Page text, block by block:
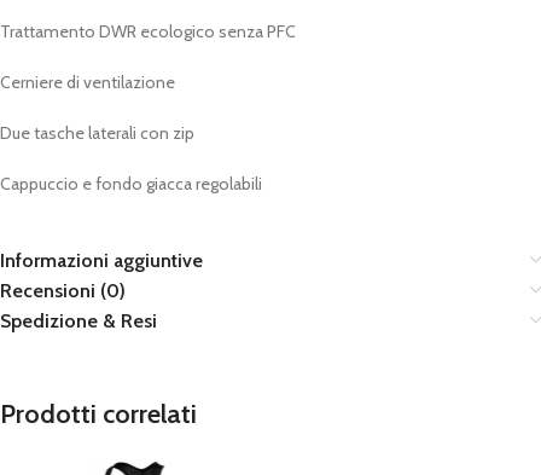
Trattamento DWR ecologico senza PFC
Cerniere di ventilazione
Due tasche laterali con zip
Cappuccio e fondo giacca regolabili
Informazioni aggiuntive
Recensioni (0)
Spedizione & Resi
Prodotti correlati